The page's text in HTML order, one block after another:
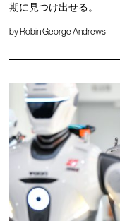
期に見つけ出せる。
by Robin George Andrews